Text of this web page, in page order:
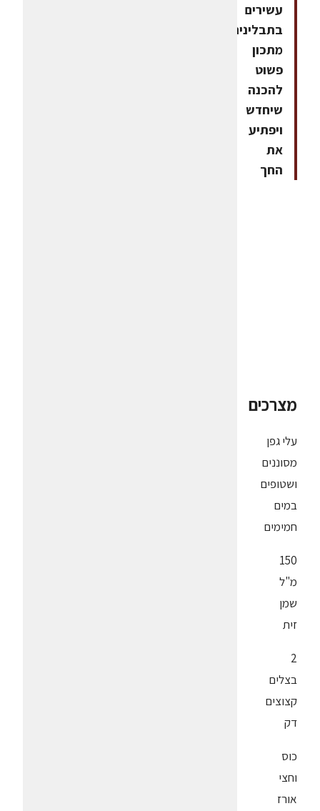
עשירים
בתבלינים.
מתכון
פשוט
להכנה
שיחדש
ויפתיע
את
החך
מצרכים
עלי גפן
מסוננים
ושטופים
במים
חמימים
150
מ"ל
שמן
זית
2
בצלים
קצוצים
דק
כוס
וחצי
אורז